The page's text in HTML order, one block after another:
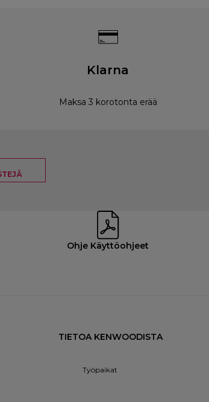
Klarna
Maksa 3 korotonta erää
Ohje Käyttöohjeet
TIETOA KENWOODISTA
Työpaikat